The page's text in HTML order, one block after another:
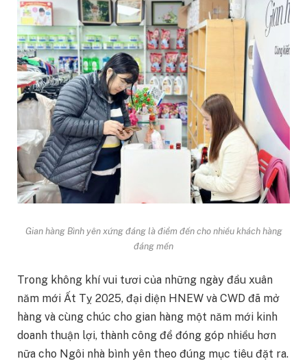
Gian hàng Bình yên xứng đáng là điểm đến cho nhiều khách hàng
đáng mến
Trong không khí vui tươi của những ngày đầu xuân
năm mới Ất Tỵ 2025, đại diện HNEW và CWD đã mở
hàng và cùng chúc cho gian hàng một năm mới kinh
doanh thuận lợi, thành công để đóng góp nhiều hơn
nữa cho Ngôi nhà bình yên theo đúng mục tiêu đặt ra.